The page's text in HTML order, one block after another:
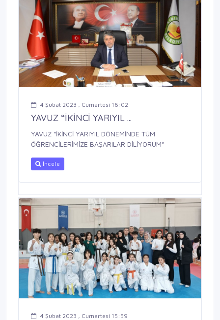
4 Şubat 2023 , Cumartesi 16:02
YAVUZ “İKİNCİ YARIYIL ...
YAVUZ “İKİNCİ YARIYIL DÖNEMİNDE TÜM
ÖĞRENCİLERİMİZE BAŞARILAR DİLİYORUM”
İncele
4 Şubat 2023 , Cumartesi 15:59